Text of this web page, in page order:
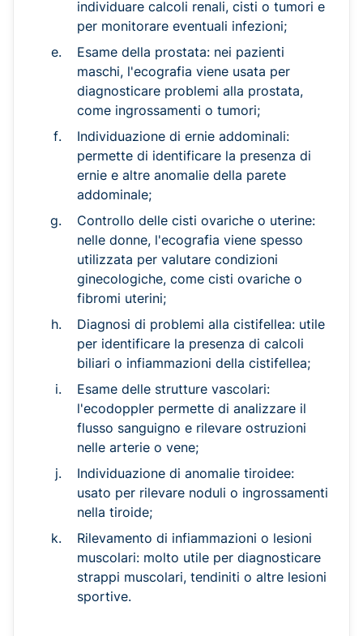
individuare calcoli renali, cisti o tumori e
per monitorare eventuali infezioni;
Esame della prostata: nei pazienti
maschi, l'ecografia viene usata per
diagnosticare problemi alla prostata,
come ingrossamenti o tumori;
Individuazione di ernie addominali:
permette di identificare la presenza di
ernie e altre anomalie della parete
addominale;
Controllo delle cisti ovariche o uterine:
nelle donne, l'ecografia viene spesso
utilizzata per valutare condizioni
ginecologiche, come cisti ovariche o
fibromi uterini;
Diagnosi di problemi alla cistifellea: utile
per identificare la presenza di calcoli
biliari o infiammazioni della cistifellea;
Esame delle strutture vascolari:
l'ecodoppler permette di analizzare il
flusso sanguigno e rilevare ostruzioni
nelle arterie o vene;
Individuazione di anomalie tiroidee:
usato per rilevare noduli o ingrossamenti
nella tiroide;
Rilevamento di infiammazioni o lesioni
muscolari: molto utile per diagnosticare
strappi muscolari, tendiniti o altre lesioni
sportive.